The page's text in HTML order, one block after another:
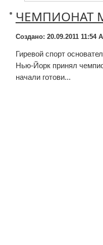
ЧЕМПИОНАТ
Создано: 20.09.2011 11:54
Гиревой спорт
Нью-Йорк принял
начали готови...